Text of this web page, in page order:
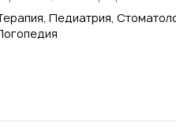
Педиатрия,